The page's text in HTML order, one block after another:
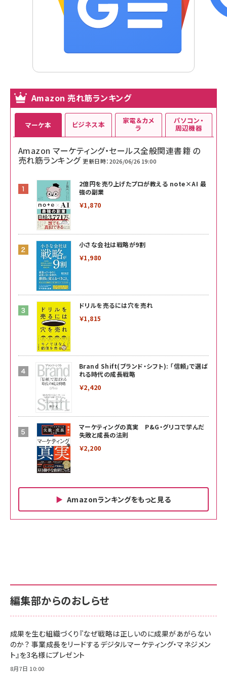
Amazon 売れ筋ランキング
マーケ本
Amazon マーケティング・セールス全般関連書籍 の
売れ筋ランキング 更新日時：2026/06/26 19:00
2億円を売り上げたプロが教える note×AI 最
強の副業
￥1,870
小さな会社は戦略が9割
￥1,980
ドリルを売るには穴を売れ
￥1,815
Brand Shift(ブランド・シフト): 「信頼」で選ば
れる時代の成長戦略
￥2,420
マーケティングの真実 P&G・グリコで学んだ
失敗と成長の法則
￥2,200
Amazonランキングをもっと見る
ビジネス本
￥880
anan(アンアン)2026/06/24号 No.2500増刊
スペシャルエディション[王道エンタメの矜持／
￥1,100
anan(アンアン)2026/07/08号 No.2502[2026
家電＆カメ
ラ
サポート正規品 メーカー保証5年 KLMEA128G
NIMASO ガラスフィルム iPhone 17 用 保護フィ
すい ガイド枠付き いPhone17 (6.3インチ) 対応
2枚セット DSP25F1698
￥1,599
パソコン・
周辺機器
サポート正規品 メーカー保証5年 KLMEA128G
Amazon eギフトカード - Amazonロゴ - クラ
￥5,000
Anker PowerLine III Flow USB-C & USB-C
編集部からのおしらせ
成果を生む組織づくり『なぜ戦略は正しいのに成果があがらない
のか？ 事業成長をリードするデジタルマーケティング・マネジメン
ト』を3名様にプレゼント
8月7日 10:00